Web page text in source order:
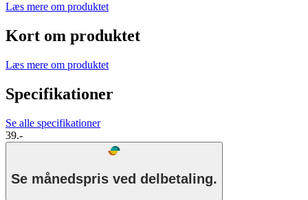
Læs mere om produktet
Kort om produktet
Læs mere om produktet
Specifikationer
Se alle specifikationer
39.-
Se månedspris ved delbetaling.